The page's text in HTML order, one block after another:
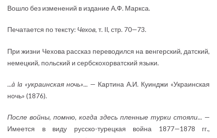
Вошло без изменений в издание А.Ф. Маркса.
Печатается по тексту: Чехов, т. II, стр. 70—73.
При жизни Чехова рассказ переводился на венгерский, датский,
немецкий, польский и сербскохорватский языки.
...à la «украинская ночь»... — Картина А.И. Куинджи «Украинская
ночь» (1876).
После войны, помню, когда здесь пленные турки стояли... —
Имеется в виду русско-турецкая война 1877—1878 гг.,